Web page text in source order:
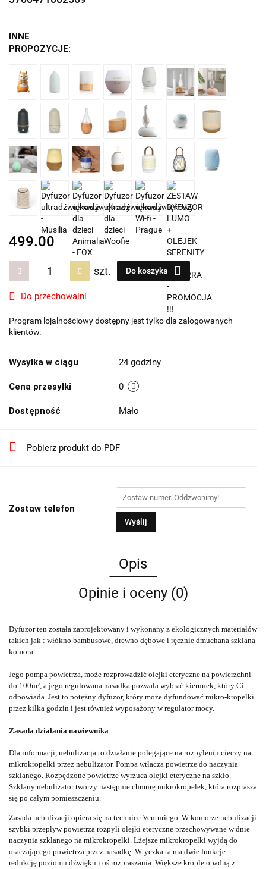
INNE
PROPOZYCJE:
499.00
szt. Do koszyka
Do przechowalni
Program lojalnościowy dostępny jest tylko dla zalogowanych
klientów.
Wysyłka w ciągu 24 godziny
Cena przesyłki 0
Dostępność Mało
Pobierz produkt do PDF
Zostaw telefon
Wyślij
Opis
Opinie i oceny (0)
Dyfuzor ten została zaprojektowany i wykonany z ekologicznych materiałów
takich jak : włókno bambusowe, drewno dębowe i ręcznie dmuchana szklana
komora.
Jego pompa powietrza, może rozprowadzić olejki eteryczne na powierzchni
do 100m², a jego regulowana nasadka pozwala wybrać kierunek, który Ci
odpowiada. Jest to potężny dyfuzor, który może dyfundować mikro-kropelki
przez kilka godzin i jest również wyposażony w regulator mocy.
Zasada działania nawiewnika
Dla informacji, nebulizacja to działanie polegające na rozpyleniu cieczy na
mikrokropelki przez nebulizator. Pompa wtłacza powietrze do naczynia
szklanego. Rozpędzone powietrze wyrzuca olejki eteryczne na szkło.
Szklany nebulizator tworzy następnie chmurę mikrokropelek, która rozprasza
się po całym pomieszczeniu.
Zasada nebulizacji opiera się na technice Venturiego. W komorze nebulizacji
szybki przepływ powietrza rozpyli olejki eteryczne przechowywane w dnie
naczynia szklanego na mikrokropelki. Lżejsze mikrokropelki wyjdą do
otaczającego powietrza przez nasadkę. Wtyczka ta ma dwie funkcje:
redukcję poziomu dźwięku i oś rozpraszania. Większe krople opadną z